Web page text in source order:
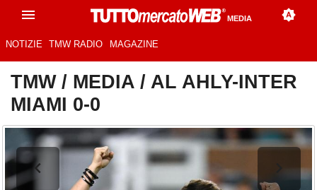
MEDIA
NOTIZIE TMW RADIO MAGAZINE
TMW/ MEDIA / AL AHLY-INTER
MIAMI 0-0